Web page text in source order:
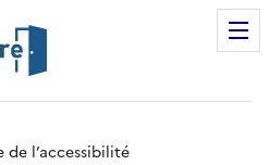
l’accessibilité